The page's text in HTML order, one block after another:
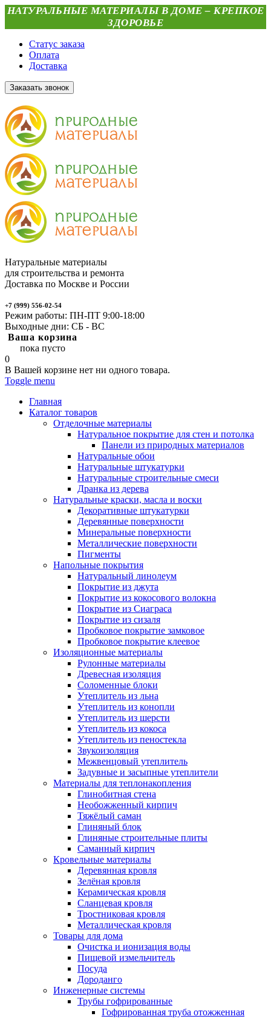
НАТУРАЛЬНЫЕ МАТЕРИАЛЫ В ДОМЕ – КРЕПКОЕ
ЗДОРОВЬЕ
Статус заказа
Оплата
Доставка
Заказать звонок
Натуральные материалы
для строительства и ремонта
Доставка по Москве и России
+7 (999) 556-02-54
Режим работы: ПН-ПТ 9:00-18:00
Выходные дни: СБ - ВС
Ваша корзина
пока пусто
0
В Вашей корзине нет ни одного товара.
Toggle menu
Главная
Каталог товаров
Отделочные материалы
Натуральное покрытие для стен и потолка
Панели из природных материалов
Натуральные обои
Натуральные штукатурки
Натуральные строительные смеси
Дранка из дерева
Натуральные краски, масла и воски
Декоративные штукатурки
Деревянные поверхности
Минеральные поверхности
Металлические поверхности
Пигменты
Напольные покрытия
Натуральный линолеум
Покрытие из джута
Покрытие из кокосового волокна
Покрытие из Сиаграса
Покрытие из сизаля
Пробковое покрытие замковое
Пробковое покрытие клеевое
Изоляционные материалы
Рулонные материалы
Древесная изоляция
Соломенные блоки
Утеплитель из льна
Утеплитель из конопли
Утеплитель из шерсти
Утеплитель из кокоса
Утеплитель из пеностекла
Звукоизоляция
Межвенцовый утеплитель
Задувные и засыпные утеплители
Материалы для теплонакопления
Глинобитная стена
Необожженный кирпич
Тяжёлый саман
Глиняный блок
Глиняные строительные плиты
Саманный кирпич
Кровельные материалы
Деревянная кровля
Зелёная кровля
Керамическая кровля
Сланцевая кровля
Тростниковая кровля
Металлическая кровля
Товары для дома
Очистка и ионизация воды
Пищевой измельчитель
Посуда
Дороданго
Инженерные системы
Трубы гофрированные
Гофрированная труба отожженная